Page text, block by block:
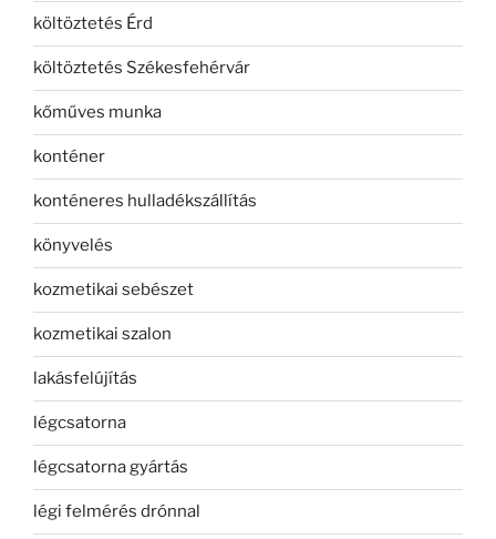
költöztetés Érd
költöztetés Székesfehérvár
kőműves munka
konténer
konténeres hulladékszállítás
könyvelés
kozmetikai sebészet
kozmetikai szalon
lakásfelújítás
légcsatorna
légcsatorna gyártás
légi felmérés drónnal